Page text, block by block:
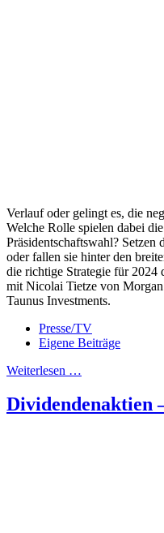
Verlauf oder gelingt es, die
Welche Rolle spielen dabei
Präsidentschaftswahl?
oder fallen sie hinter den
die richtige Strategie für
mit Nicolai Tietze von
Taunus Investments.
Presse/TV
Eigene Beiträge
Weiterlesen …
Dividendenaktien